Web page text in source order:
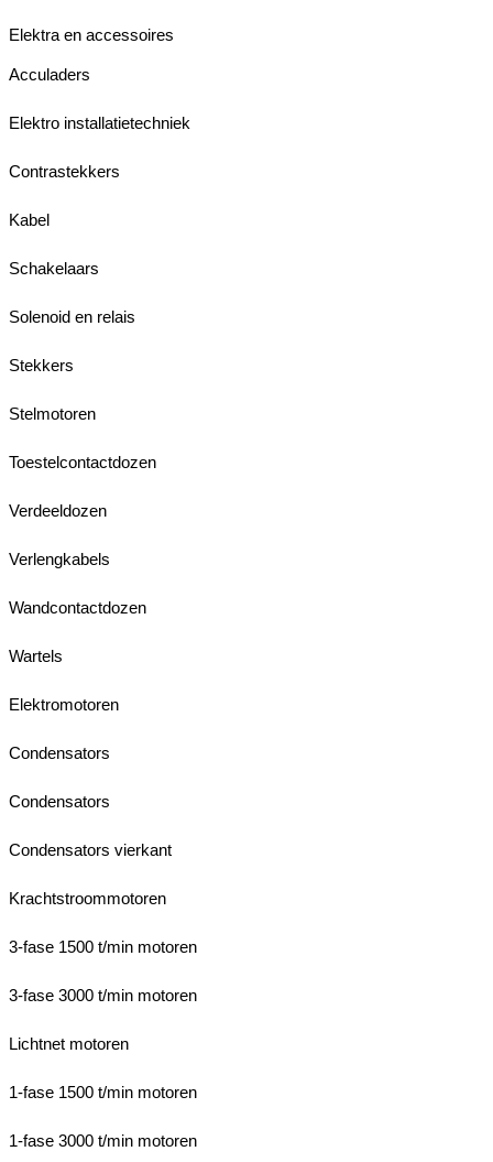
Elektra en accessoires
Acculaders
Elektro installatietechniek
Contrastekkers
Kabel
Schakelaars
Solenoid en relais
Stekkers
Stelmotoren
Toestelcontactdozen
Verdeeldozen
Verlengkabels
Wandcontactdozen
Wartels
Elektromotoren
Condensators
Condensators
Condensators vierkant
Krachtstroommotoren
3-fase 1500 t/min motoren
3-fase 3000 t/min motoren
Lichtnet motoren
1-fase 1500 t/min motoren
1-fase 3000 t/min motoren